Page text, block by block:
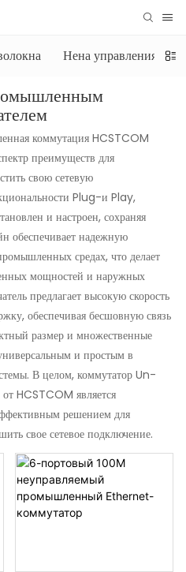
Нена управления
коммутация HCSTCOM
преимуществ для
свою сетевую
Plug-и Play,
и настроен, сохраняя
обеспечивает надежную
средах, что делает
мощностей и наружных
предлагает высокую скорость
обеспечивая бесшовную связь
размер и множественные
и простым в
В целом, коммутатор Un-
HCSTCOM является
решением для
свое сетевое подключение.